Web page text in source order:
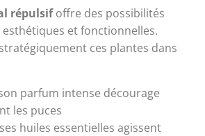
répulsifoffre des possibilités
esthétiques et fonctionnelles.
ces plantes dans
parfum intense décourage
les puces
huiles essentielles agissent